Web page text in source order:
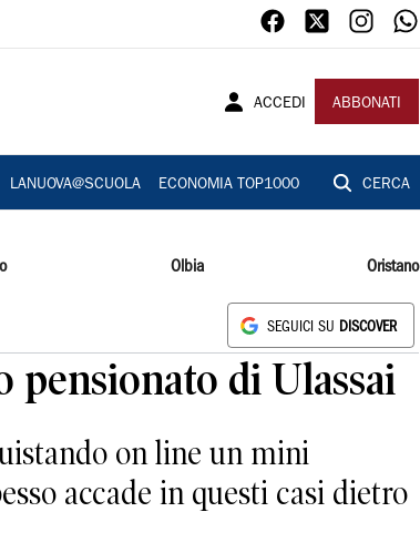
ACCEDI ABBONATI
LANUOVA@SCUOLA ECONOMIA TOP1000 CERCA
Olbia Oristano
SEGUICI SU DISCOVER
pensionato di Ulassai
on line un mini
accade in questi casi dietro